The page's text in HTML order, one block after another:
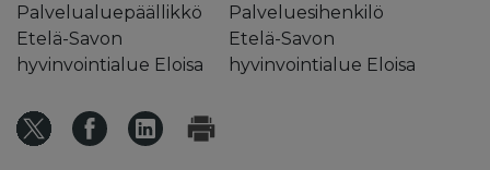
Palvelualuepäällikkö
Etelä-Savon
hyvinvointialue Eloisa
Palveluesihenkilö
Etelä-Savon
hyvinvointialue Eloisa